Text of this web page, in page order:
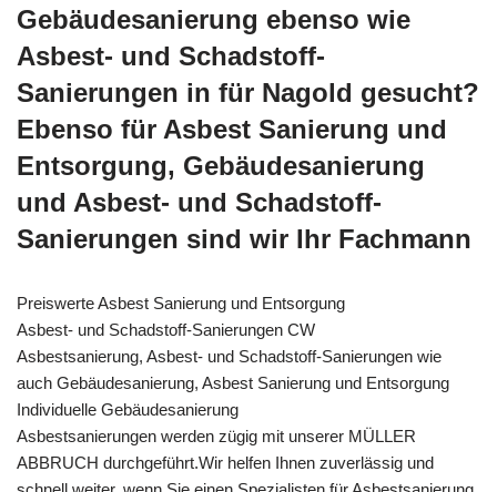
Gebäudesanierung ebenso wie
Asbest- und Schadstoff-
Sanierungen in für Nagold gesucht?
Ebenso für Asbest Sanierung und
Entsorgung, Gebäudesanierung
und Asbest- und Schadstoff-
Sanierungen sind wir Ihr Fachmann
Preiswerte Asbest Sanierung und Entsorgung
Asbest- und Schadstoff-Sanierungen CW
Asbestsanierung, Asbest- und Schadstoff-Sanierungen wie
auch Gebäudesanierung, Asbest Sanierung und Entsorgung
Individuelle Gebäudesanierung
Asbestsanierungen werden zügig mit unserer MÜLLER
ABBRUCH durchgeführt.Wir helfen Ihnen zuverlässig und